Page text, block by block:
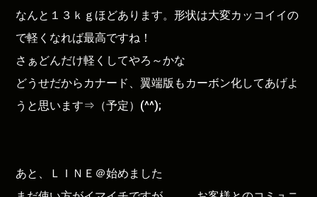
なんと１３ｋｇほどあります。形状は大変カッコイイの
で軽くなれば最高ですね！
さぁどんだけ軽くしてやろ～かな
どうせだからカナード、翼端版もカーボン化してあげよ
うと思います⇒（予定）(^^);
あと、ＬＩＮＥ＠始めました